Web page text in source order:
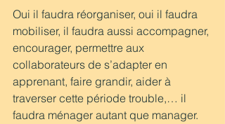
Oui il faudra réorganiser, oui il faudra
mobiliser, il faudra aussi accompagner,
encourager, permettre aux
collaborateurs de s’adapter en
apprenant, faire grandir, aider à
traverser cette période trouble,… il
faudra ménager autant que manager.